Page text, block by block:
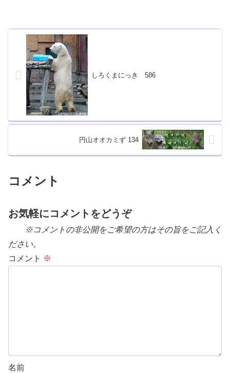
しろくまにっき 586
円山オオカミず 134
コメント
お気軽にコメントをどうぞ
※コメントの非公開をご希望の方はその旨をご記入く
ださい。
コメント ※
名前